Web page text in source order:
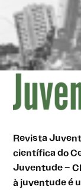
Revista
científica do
Juventude –
à juventude é